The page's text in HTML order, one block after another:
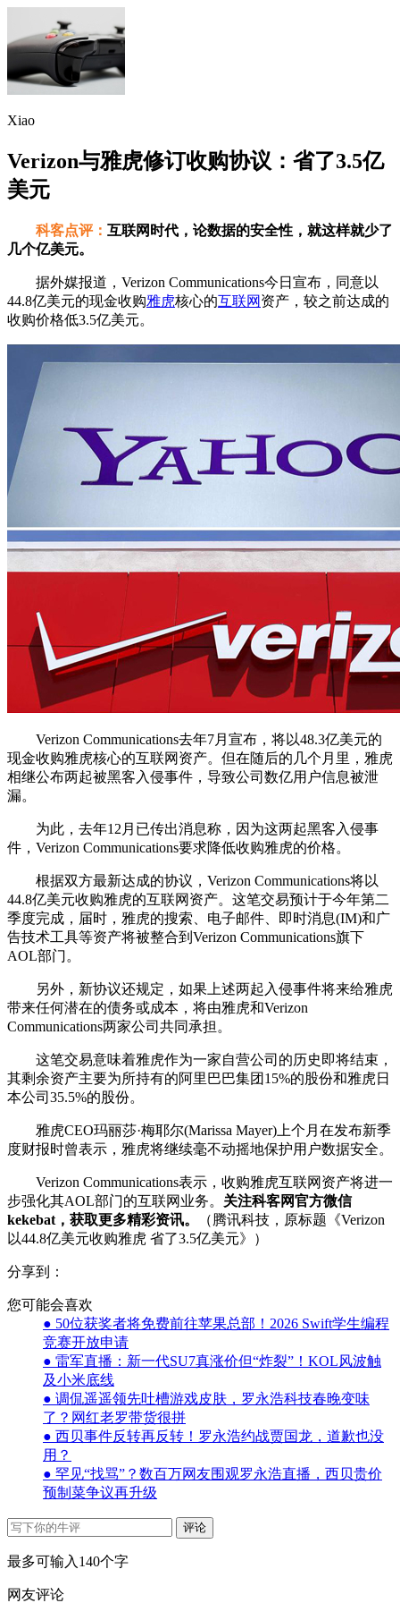
Xiao
Verizon与雅虎修订收购协议：省了3.5亿
美元
科客点评： 互联网时代，论数据的安全性，就这样就少了
几个亿美元。
据外媒报道，Verizon Communications今日宣布，同意以
44.8亿美元的现金收购雅虎核心的互联网 资产，较之前达成的
收购价格低3.5亿美元。
Verizon Communications去年7月宣布，将以48.3亿美元的
现金收购雅虎核心的互联网资产。但在随后的几个月里，雅虎
相继公布两起被黑客入侵事件，导致公司数亿用户信息被泄
漏。
为此，去年12月已传出消息称，因为这两起黑客入侵事
件，Verizon Communications要求降低收购雅虎的价格。
根据双方最新达成的协议，Verizon Communications将以
44.8亿美元收购雅虎的互联网资产。这笔交易预计于今年第二
季度完成，届时，雅虎的搜索、电子邮件、即时消息(IM)和广
告技术工具等资产将被整合到Verizon Communications旗下
AOL部门。
另外，新协议还规定，如果上述两起入侵事件将来给雅虎
带来任何潜在的债务或成本，将由雅虎和Verizon
Communications两家公司共同承担。
这笔交易意味着雅虎作为一家自营公司的历史即将结束，
其剩余资产主要为所持有的阿里巴巴集团15%的股份和雅虎日
本公司35.5%的股份。
雅虎CEO玛丽莎·梅耶尔(Marissa Mayer)上个月在发布新季
度财报时曾表示，雅虎将继续毫不动摇地保护用户数据安全。
Verizon Communications表示，收购雅虎互联网资产将进一
步强化其AOL部门的互联网业务。 关注科客网官方微信
kekebat，获取更多精彩资讯。
（腾讯科技，原标题《Verizon
以44.8亿美元收购雅虎 省了3.5亿美元》）
分享到：
您可能会喜欢
● 50位获奖者将免费前往苹果总部！2026 Swift学生编程
竞赛开放申请
● 雷军直播：新一代SU7真涨价但“炸裂”！KOL风波触
及小米底线
● 调侃遥遥领先吐槽游戏皮肤，罗永浩科技春晚变味
了？网红老罗带货很拼
● 西贝事件反转再反转！罗永浩约战贾国龙，道歉也没
用？
● 罕见“找骂”？数百万网友围观罗永浩直播，西贝贵价
预制菜争议再升级
评论
最多可输入140个字
网友评论